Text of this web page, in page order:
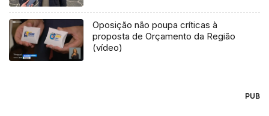
Oposição não poupa críticas à
proposta de Orçamento da Região
(vídeo)
PUB